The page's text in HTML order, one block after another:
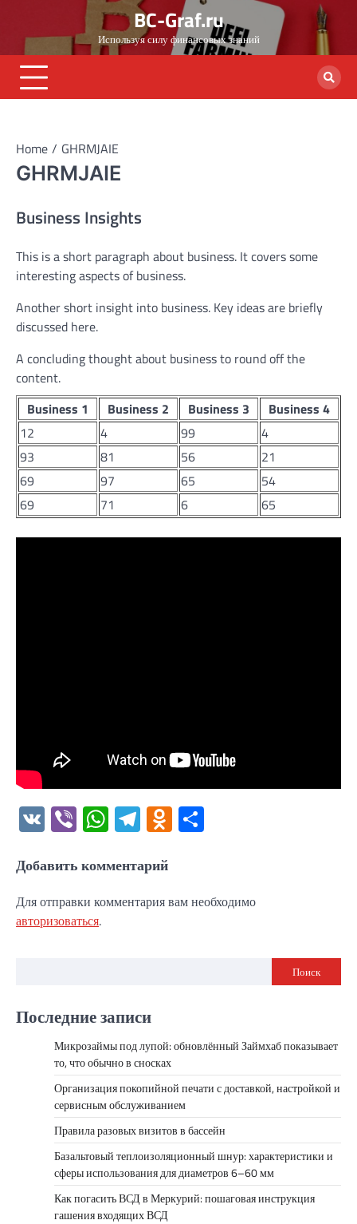
content
BC-Graf.ru
Используя силу финансовых знаний
Home GHRMJAIE
GHRMJAIE
Business Insights
This is a short paragraph about business. It covers some
interesting aspects of business.
Another short insight into business. Key ideas are briefly
discussed here.
A concluding thought about business to round off the
content.
Business 1
Business 2 Business 3
Business 4
12
4 99
4
93
81 56
21
69
97 65
54
69
71 6 65
VK ViberWhatsApp
Telegram
Odnoklassniki
Добавить комментарий
Для отправки комментария вам необходимо
авторизоваться.
Поиск
Последние записи
Микрозаймы под лупой: обновлённый Займхаб показывает
то, что обычно в сносках
Организация покопийной печати с доставкой, настройкой и
сервисным обслуживанием
Правила разовых визитов в бассейн
Базальтовый теплоизоляционный шнур: характеристики и
сферы использования для диаметров 6–60 мм
Как погасить ВСД в Меркурий: пошаговая инструкция
гашения входящих ВСД